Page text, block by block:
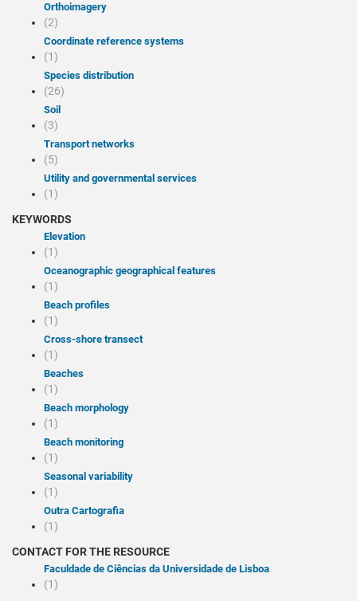
Orthoimagery
(2)
Coordinate reference systems
(1)
Species distribution
(26)
Soil
(3)
Transport networks
(5)
Utility and governmental services
(1)
KEYWORDS
Elevation
(1)
Oceanographic geographical features
(1)
Beach profiles
(1)
Cross-shore transect
(1)
Beaches
(1)
Beach morphology
(1)
Beach monitoring
(1)
Seasonal variability
(1)
Outra Cartografia
(1)
CONTACT FOR THE RESOURCE
Faculdade de Ciências da Universidade de Lisboa
(1)